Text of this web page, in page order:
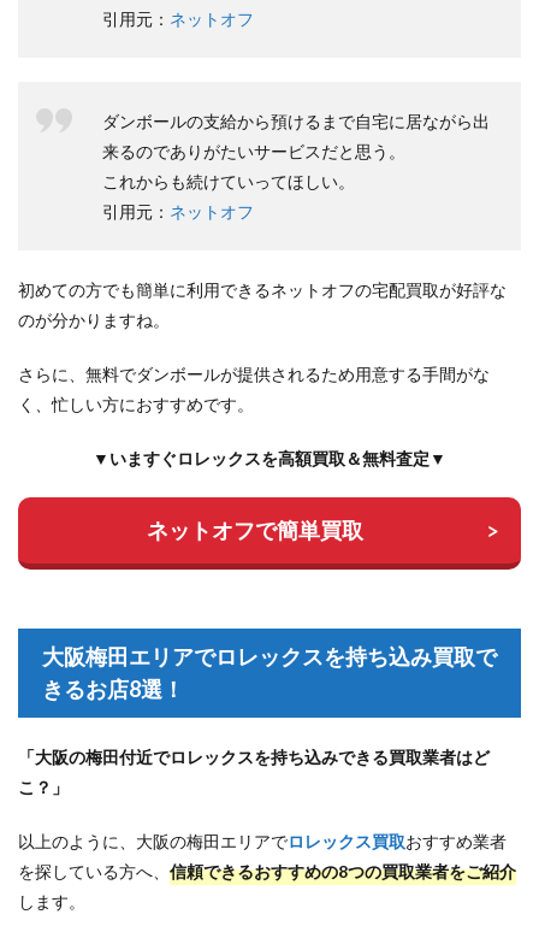
引用元： ネットオフ
ダンボールの支給から預けるまで自宅に居ながら出
来るのでありがたいサービスだと思う。
これからも続けていってほしい。
引用元： ネットオフ
初めての方でも簡単に利用できるネットオフの宅配買取が好評な
のが分かりますね。
さらに、無料でダンボールが提供されるため用意する手間がな
く、忙しい方におすすめです。
▼いますぐロレックスを高額買取＆無料査定▼
ネットオフで簡単買取
大阪梅田エリアでロレックスを持ち込み買取で
きるお店8選！
「大阪の梅田付近でロレックスを持ち込みできる買取業者はど
こ？」
以上のように、大阪の梅田エリアでロレックス買取おすすめ業者
を探している方へ、 信頼できるおすすめの8つの買取業者をご紹介
します。